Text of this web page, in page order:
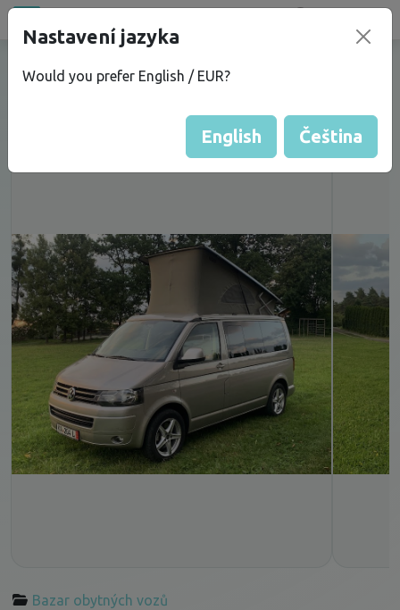
VW T5.1 California Beach 2.0TDi
Bazar obytných vozů
Nastavení jazyka
Would you prefer English / EUR?
English Čeština